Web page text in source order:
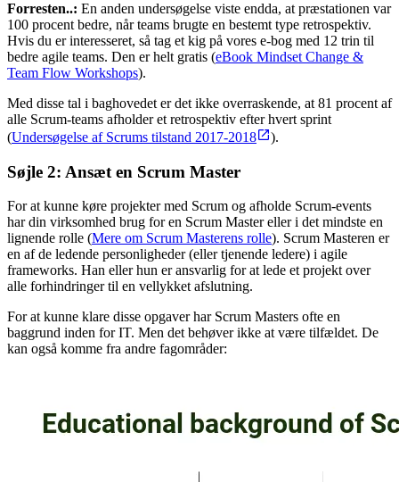
Forresten..: En anden undersøgelse viste endda, at præstationen var
100 procent bedre, når teams brugte en bestemt type retrospektiv.
Hvis du er interesseret, så tag et kig på vores e-bog med 12 trin til
bedre agile teams. Den er helt gratis (eBook Mindset Change &
Team Flow Workshops).
Med disse tal i baghovedet er det ikke overraskende, at 81 procent af
alle Scrum-teams afholder et retrospektiv efter hvert sprint
(Undersøgelse af Scrums tilstand 2017-2018 ).
Søjle 2: Ansæt en Scrum Master
For at kunne køre projekter med Scrum og afholde Scrum-events
har din virksomhed brug for en Scrum Master eller i det mindste en
lignende rolle (Mere om Scrum Masterens rolle). Scrum Masteren er
en af de ledende personligheder (eller tjenende ledere) i agile
frameworks. Han eller hun er ansvarlig for at lede et projekt over
alle forhindringer til en vellykket afslutning.
For at kunne klare disse opgaver har Scrum Masters ofte en
baggrund inden for IT. Men det behøver ikke at være tilfældet. De
kan også komme fra andre fagområder: